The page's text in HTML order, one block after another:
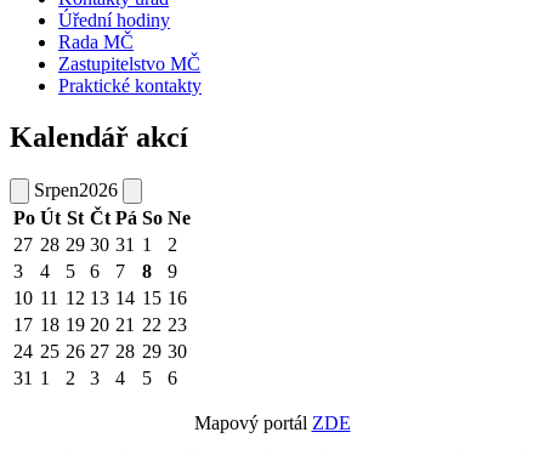
Úřední hodiny
Rada MČ
Zastupitelstvo MČ
Praktické kontakty
Kalendář akcí
Srpen2026
Po Út St Čt Pá So Ne
27 28 29 30 31 1
2
3
4 5 6 7 8
9
10 11 12 13 14 15 16
17 18 19 20 21 22 23
24 25 26 27 28 29 30
31 1 2 3 4 5 6
Mapový portál ZDE